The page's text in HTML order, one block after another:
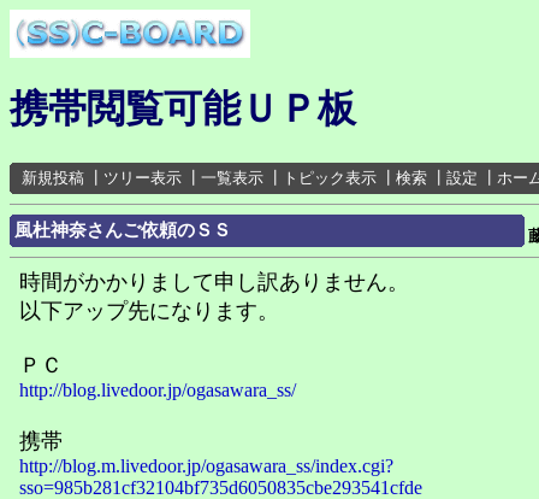
携帯閲覧可能ＵＰ板
新規投稿 ツリー表示 一覧表示 トピック表示 検索 設定 ホー
風杜神奈さんご依頼のＳＳ
時間がかかりまして申し訳ありません。
以下アップ先になります。
ＰＣ
http://blog.livedoor.jp/ogasawara_ss/
携帯
http://blog.m.livedoor.jp/ogasawara_ss/index.cgi?
sso=985b281cf32104bf735d6050835cbe293541cfde